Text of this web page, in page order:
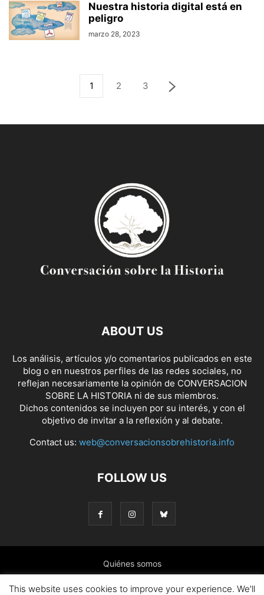
Nuestra historia digital está en
peligro
marzo 28, 2023
1 2 3
ABOUT US
Los análisis, artículos y/o comentarios publicados en este
blog o en nuestros perfiles de las redes sociales, no
reflejan necesariamente la opinión de CONVERSACION
SOBRE LA HISTORIA ni de sus miembros.
Dichos contenidos se incluyen por su interés, y con el
objetivo de invitar a la reflexión y al debate.
Contact us: web@conversacionsobrehistoria.info
FOLLOW US
Quiénes somos
Presentación: El ánimo y las ideas que nos mueven
This website uses cookies to improve your experience. We'll